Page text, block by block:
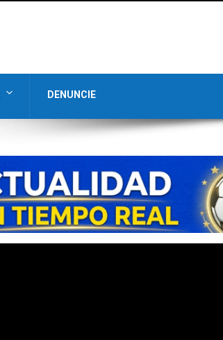
DENUNCIE